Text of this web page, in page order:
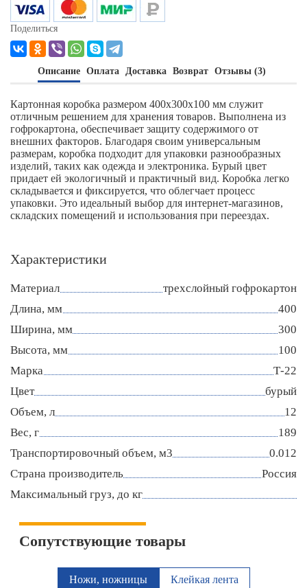
Поделиться
Описание Оплата Доставка Возврат Отзывы (3)
Картонная коробка размером 400х300х100 мм служит
отличным решением для хранения товаров. Выполнена из
гофрокартона, обеспечивает защиту содержимого от
внешних факторов. Благодаря своим универсальным
размерам, коробка подходит для упаковки разнообразных
изделий, таких как одежда и электроника. Бурый цвет
придает ей экологичный и практичный вид. Коробка легко
складывается и фиксируется, что облегчает процесс
упаковки. Это идеальный выбор для интернет-магазинов,
складских помещений и использования при переездах.
Характеристики
Материал
трехслойный гофрокартон
Длина, мм
400
Ширина, мм
300
Высота, мм
100
Марка
Т-22
Цвет
бурый
Объем, л
12
Вес, г
189
Транспортировочный объем, м3
0.012
Страна производитель
Россия
Максимальный груз, до кг
Сопутствующие товары
Ножи, ножницы Клейкая лента